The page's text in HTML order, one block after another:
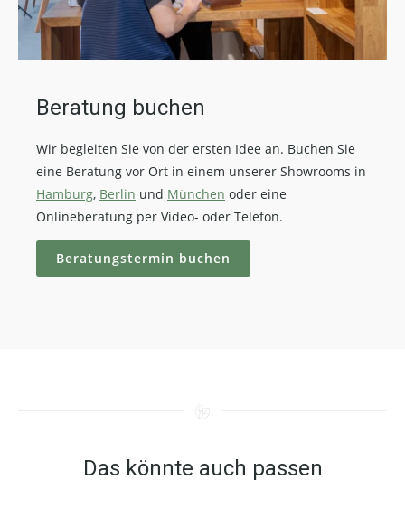
Beratung buchen
Wir begleiten Sie von der ersten Idee an. Buchen Sie
eine Beratung vor Ort in einem unserer Showrooms in
Hamburg, Berlin und München oder eine
Onlineberatung per Video- oder Telefon.
Beratungstermin buchen
Das könnte auch passen